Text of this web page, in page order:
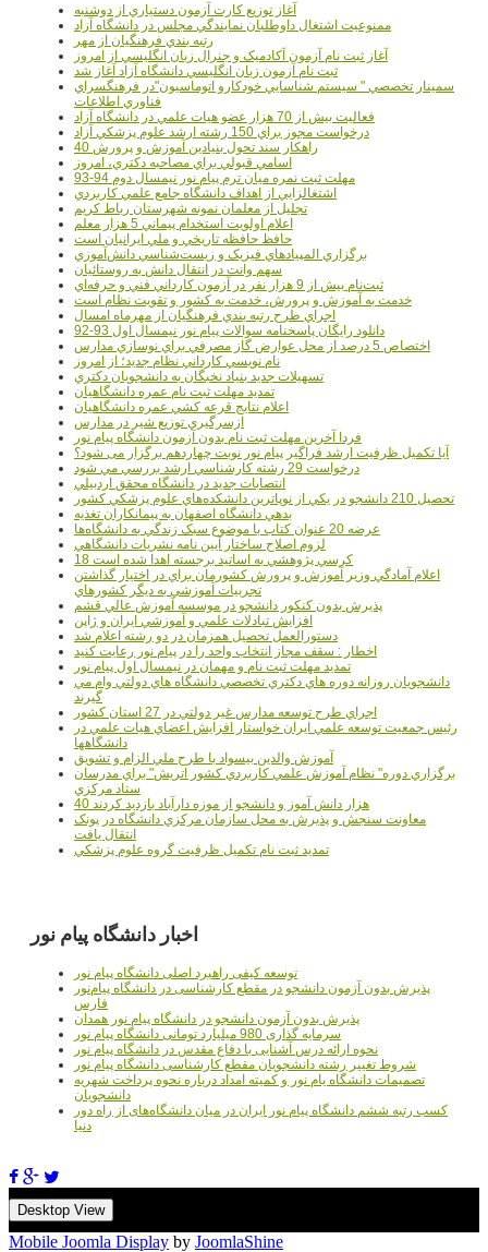
آغاز توزيع کارت آزمون دستياري از دوشنبه
ممنوعيت اشتغال داوطلبان نمايندگي مجلس در دانشگاه آزاد
رتبه بندي فرهنگيان از مهر
آغاز ثبت نام آزمون آکادميک و جنرال زبان انگليسي از امروز
ثبت نام آزمون زبان انگليسي دانشگاه آزاد آغاز شد
سمينار تخصصي " سيستم شناسايي خودکارو اتوماسيون"در فرهنگسراي
فناوري اطلاعات
فعاليت بيش از 70 هزار عضو هيات علمي در دانشگاه آزاد
درخواست مجوز براي 150 رشته ارشد علوم پزشکي آزاد
40 راهکار سند تحول بنيادين آموزش و پرورش
اسامي قبولي براي مصاحبه دکتري، امروز
مهلت ثبت نمره میان ترم پیام نور نیمسال دوم 94-93
اشتغالزايي از اهداف دانشگاه جامع علمي کاربردي
تجليل از معلمان نمونه شهرستان رباط کريم
اعلام اولويت استخدام پيماني 5 هزار معلم
حافظ حافظه تاريخي و ملي ايرانيان است
برگزاري المپيادهاي فيزيک و زيست‌شناسي دانش‌آموزي
سهم وانت در انتقال دانش به روستائيان
ثبت‌نام بيش از 9 هزار نفر در آزمون کارداني فني و حرفه‌اي
خدمت به آموزش و پرورش، خدمت به کشور و تقويت نظام است
اجراي طرح رتبه بندي فرهنگيان از مهرماه امسال
دانلود رایگان پاسخنامه سوالات پیام نور نیمسال اول 93-92
اختصاص 5 درصد از محل عوارض گاز مصرفي براي نوسازي مدارس
نام نويسي کارداني نظام جديد؛ از امروز
تسهيلات جديد بنياد نخبگان به دانشجويان دکتري
تمديد مهلت ثبت نام عمره دانشگاهيان
اعلام نتايج قرعه کشي عمره دانشگاهيان
ازسرگيري توزيع شير در مدارس
فردا آخرین مهلت ثبت نام بدون آزمون دانشگاه پیام نور
آیا تکمیل ظرفیت ارشد فراگیر پیام نور نوبت چهاردهم برگزار می شود؟
درخواست 29 رشته کارشناسي ارشد بررسي مي شود
انتصابات جديد در دانشگاه محقق اردبيلي
تحصيل 210 دانشجو در يکي از نوپاترين دانشکده‌هاي علوم پزشکي کشور
بدهي دانشگاه اصفهان به پيمانکاران تغذيه
عرضه 20 عنوان کتاب با موضوع سبک زندگي به دانشگاه‌ها
لزوم اصلاح ساختار آيين نامه نشريات دانشگاهي
18 کرسي پژوهشي به اساتيد برجسته اهدا شده است
اعلام آمادگي وزير آموزش و پرورش کشورمان براي در اختيار گذاشتن
تجربيات آموزشي به ديگر کشورهاي
پذيرش بدون کنکور دانشجو در موسسه آموزش عالي قشم
افزايش تبادلات علمي و آموزشي ايران و ژاپن
دستورالعمل تحصیل همزمان در دو رشته اعلام شد
اخطار : سقف مجاز انتخاب واحد را در پیام نور رعایت کنید
تمدید مهلت ثبت نام و مهمان در نیمسال اول پیام نور
دانشجويان روزانه دوره هاي دكتري تخصصي دانشگاه هاي دولتي وام مي
گيرند
اجراي طرح توسعه مدارس غير دولتي در 27 استان کشور
رئيس جمعيت توسعه علمي ايران خواستار افزايش اعضاي هيات علمي در
دانشگاهها
آموزش والدين بيسواد با طرح ملي الزام و تشويق
برگزاري دوره" نظام آموزش علمي كاربردي كشور اتريش" براي مدرسان
ستاد مرکزي
40 هزار دانش آموز و دانشجو از موزه دارآباد بازديد کردند
معاونت سنجش و پذيرش به محل سازمان مرکزي دانشگاه در پونک
انتقال يافت
تمديد ثبت نام تکميل ظرفيت گروه علوم پزشکي
اخبار دانشگاه پیام نور
توسعه کیفی راهبرد اصلی دانشگاه پیام نور
پذیرش بدون آزمون دانشجو در مقطع کارشناسی در دانشگاه پیام‌نور
فارس
پذیرش بدون آزمون دانشجو در دانشگاه پیام نور همدان
سرمایه گذاری 980 میلیارد تومانی دانشگاه پیام نور
نحوه ارائه درس آشنایی با دفاع مقدس در دانشگاه پیام نور
شروط تغییر رشته دانشجویان مقطع کارشناسی دانشگاه پیام نور
تصمیمات دانشگاه یام نور و کمیته امداد درباره نحوه پرداخت شهریه
دانشجویان
کسب رتبه ششم دانشگاه پیام نور ایران در میان دانشگاه‌های از راه دور
دنیا
Desktop View
Mobile Joomla Display by JoomlaShine